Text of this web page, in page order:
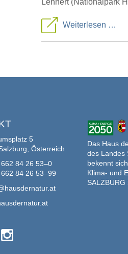
Lehnert (Nationalpark
Weiterlesen …
im
5
Österreich
84 26 53–0
84 26 53–99
Das Haus
des Landes
bekennt
Klima- und
SALZBURG